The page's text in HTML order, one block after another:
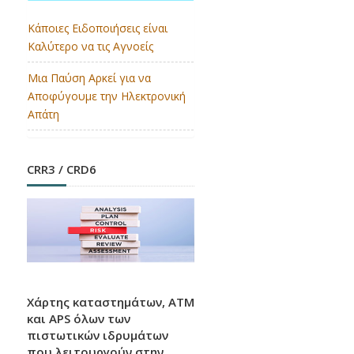
EUROPEAN MONEY QUIZ
2026
Την πρώτη θέση κέρδισαν οι Ελληνίδες
Ρυθμιστικών Εξελίξεων
H Ελληνική Ένωση Τραπεζών σας καλωσορίζει
Κάποιες Ειδοποιήσεις είναι
Καλύτερο να τις Αγνοείς
Μια Παύση Αρκεί για να
Αποφύγουμε την Ηλεκτρονική
Απάτη
CRR3 / CRD6
Χάρτης καταστημάτων, ATM
και APS όλων των
πιστωτικών ιδρυμάτων